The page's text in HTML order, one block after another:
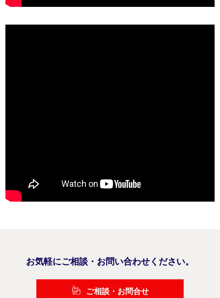
お気軽にご相談・お問い合わせください。
ご相談・お問合せ